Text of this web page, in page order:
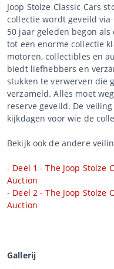
Joop Stolze Classic Cars
collectie wordt geveild via
50 jaar geleden begon
tot een enorme collectie
motoren, collectibles en
biedt liefhebbers en
stukken te verwerven die
verzameld. Alles moet
reserve geveild. De
kijkdagen voor wie de
Bekijk ook de andere
- Deel 1 - The Joop Stolze
Auction
- Deel 2 - The Joop Stolze
Auction
Gallerij